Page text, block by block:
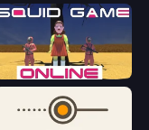
Squid Game Online